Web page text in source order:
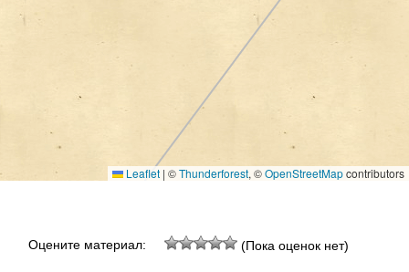
Leaflet | ©Thunderforest, ©OpenStreetMapcontributors
Оцените материал: (Пока оценок нет)